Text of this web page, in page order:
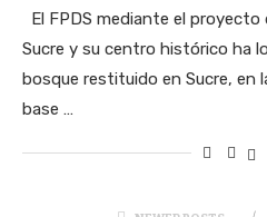
El FPDS mediante el
Sucre y su centro histórico ha
bosque restituido en Sucre, en
base …